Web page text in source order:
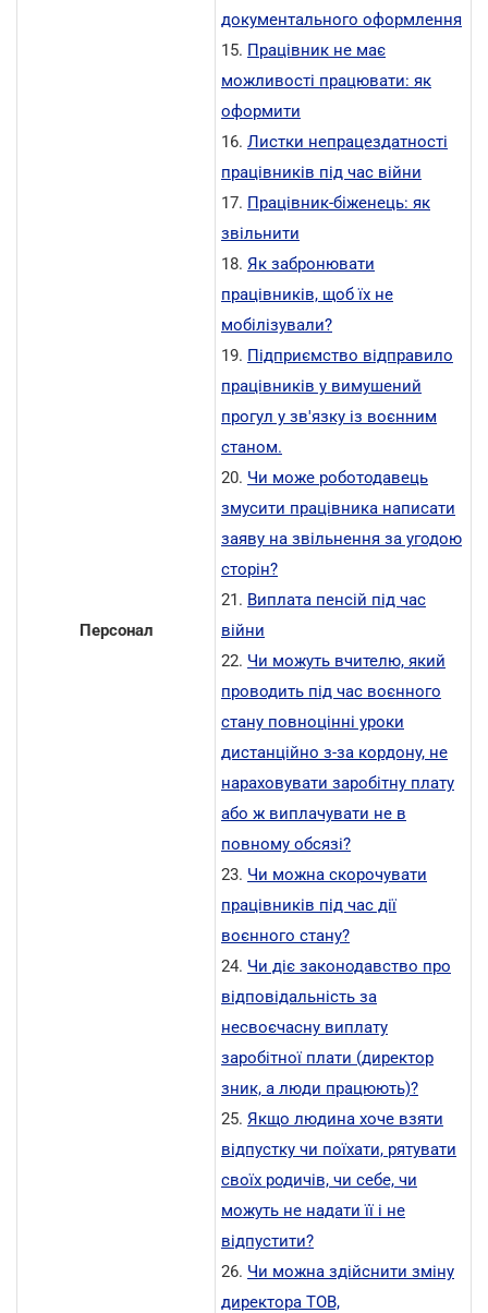
Персонал
документального оформлення
15. Працівник не має
можливості працювати: як
оформити
16. Листки непрацездатності
працівників під час війни
17. Працівник-біженець: як
звільнити
18. Як забронювати
працівників, щоб їх не
мобілізували?
19. Підприємство відправило
працівників у вимушений
прогул у зв'язку із воєнним
станом.
20. Чи може роботодавець
змусити працівника написати
заяву на звільнення за угодою
сторін?
21. Виплата пенсій під час
війни
22. Чи можуть вчителю, який
проводить під час воєнного
стану повноцінні уроки
дистанційно з-за кордону, не
нараховувати заробітну плату
або ж виплачувати не в
повному обсязі?
23. Чи можна скорочувати
працівників під час дії
воєнного стану?
24. Чи діє законодавство про
відповідальність за
несвоєчасну виплату
заробітної плати (директор
зник, а люди працюють)?
25. Якщо людина хоче взяти
відпустку чи поїхати, рятувати
своїх родичів, чи себе, чи
можуть не надати її і не
відпустити?
26. Чи можна здійснити зміну
директора ТОВ,